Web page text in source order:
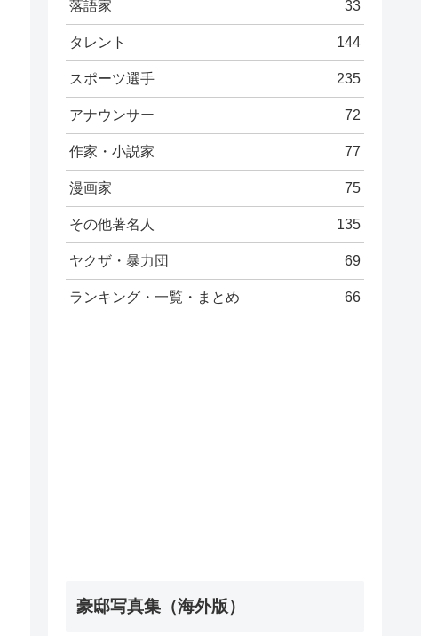
落語家 33
タレント 144
スポーツ選手 235
アナウンサー 72
作家・小説家 77
漫画家 75
その他著名人 135
ヤクザ・暴力団 69
ランキング・一覧・まとめ 66
豪邸写真集（海外版）